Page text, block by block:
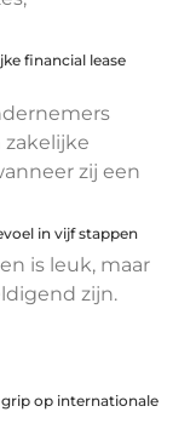
financial lease
zakelijke
zij een
in vijf stappen
is leuk, maar
zijn.
op internationale